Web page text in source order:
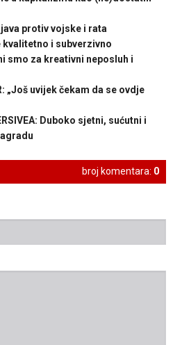
protiv vojske i rata
kvalitetno i subverzivno
smo za kreativni neposluh i
„Još uvijek čekam da se ovdje
Duboko sjetni, sućutni i
broj komentara: 0